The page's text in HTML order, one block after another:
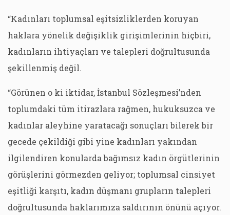
“Kadınları toplumsal eşitsizliklerden koruyan
haklara yönelik değişiklik girişimlerinin hiçbiri,
kadınların ihtiyaçları ve talepleri doğrultusunda
şekillenmiş değil.
“Görünen o ki iktidar, İstanbul Sözleşmesi’nden
toplumdaki tüm itirazlara rağmen, hukuksuzca ve
kadınlar aleyhine yaratacağı sonuçları bilerek bir
gecede çekildiği gibi yine kadınları yakından
ilgilendiren konularda bağımsız kadın örgütlerinin
görüşlerini görmezden geliyor; toplumsal cinsiyet
eşitliği karşıtı, kadın düşmanı grupların talepleri
doğrultusunda haklarımıza saldırının önünü açıyor.